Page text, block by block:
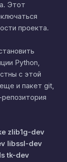
Этот
проекта.
Python,
с этой
и пакет git,
zlib1g-dev
libssl-dev
tk-dev